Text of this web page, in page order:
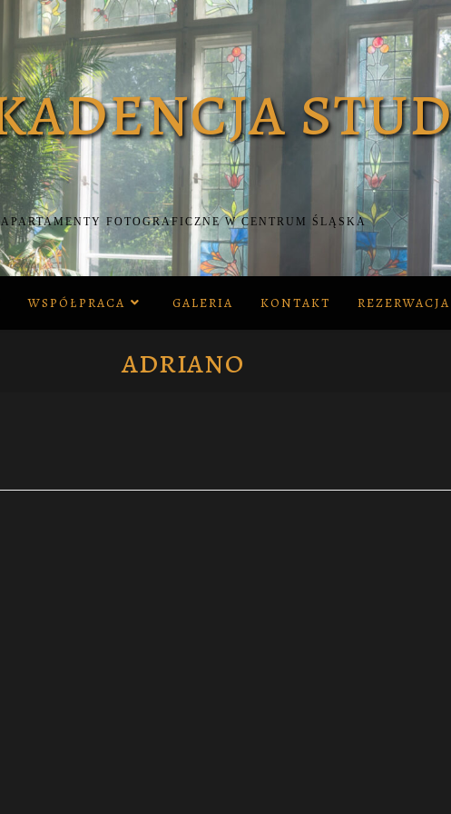
APARTAMENTY FOTOGRAFICZNE W CENTRUM ŚLĄSKA
WSPÓŁPRACA GALERIA KONTAKT REZERWACJA
adriano